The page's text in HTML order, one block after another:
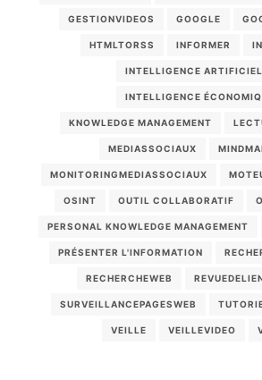
GESTIONVIDEOS GOOGLE
HTMLTORSS INFORMER
INTELLIGENCE
INTELLIGENCE
KNOWLEDGE MANAGEMENT
MEDIASSOCIAUX
MONITORINGMEDIASSOCIAUX
OSINT OUTIL COLLABORATIF
PERSONAL KNOWLEDGE MANAGEMENT
PRÉSENTER L'INFORMATION
RECHERCHEWEB
SURVEILLANCEPAGESWEB
VEILLE VEILLEVIDEO